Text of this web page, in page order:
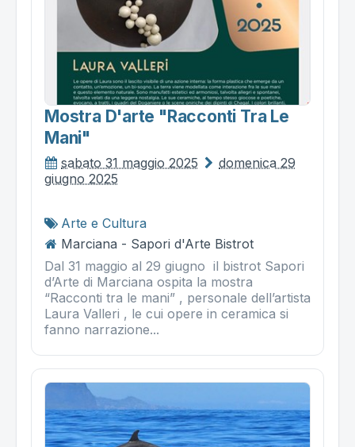
Mostra D'arte "racconti Tra Le
Mani"
sabato 31 maggio 2025
domenica 29
giugno 2025
Arte e Cultura
Marciana - Sapori d'Arte Bistrot
Dal 31 maggio al 29 giugno il bistrot Sapori
d’Arte di Marciana ospita la mostra
“Racconti tra le mani” , personale dell’artista
Laura Valleri , le cui opere in ceramica si
fanno narrazione...